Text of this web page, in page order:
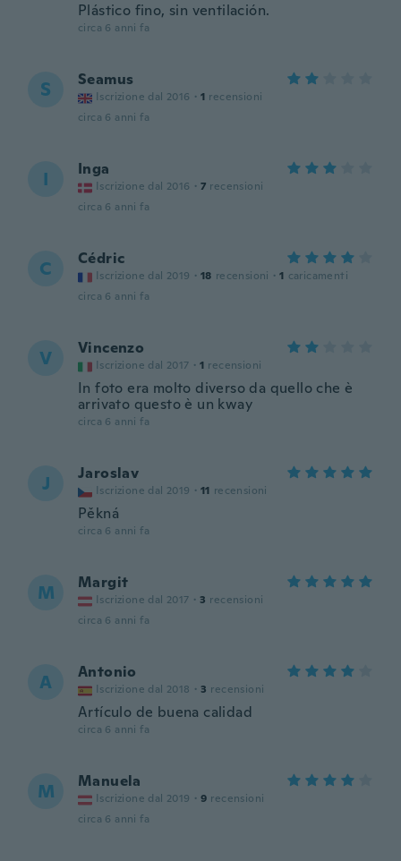
Plástico fino, sin ventilación.
circa 6 anni fa
S Seamus
Iscrizione dal 2016 · 1 recensioni
circa 6 anni fa
I Inga
Iscrizione dal 2016 · 7 recensioni
circa 6 anni fa
C Cédric
Iscrizione dal 2019 · 18 recensioni · 1 caricamenti
circa 6 anni fa
V Vincenzo
Iscrizione dal 2017 · 1 recensioni
In foto era molto diverso da quello che è
arrivato questo è un kway
circa 6 anni fa
J Jaroslav
Iscrizione dal 2019 · 11 recensioni
Pěkná
circa 6 anni fa
M Margit
Iscrizione dal 2017 · 3 recensioni
circa 6 anni fa
A Antonio
Iscrizione dal 2018 · 3 recensioni
Artículo de buena calidad
circa 6 anni fa
M Manuela
Iscrizione dal 2019 · 9 recensioni
circa 6 anni fa